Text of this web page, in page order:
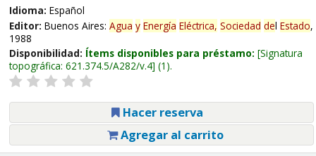
Idioma: Español
Editor: Buenos Aires: Agua y Energía Eléctrica, Sociedad del Estado,
1988
Disponibilidad: Ítems disponibles para préstamo: Signatura
topográfica: 621.374.5/A282/v.4 (1).
Hacer reserva
Agregar al carrito